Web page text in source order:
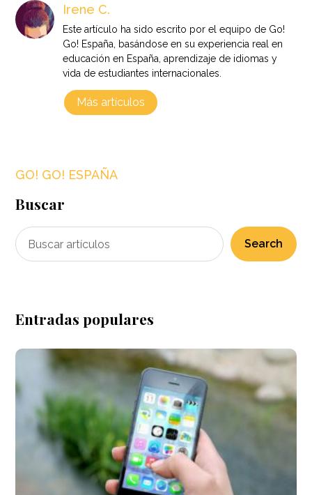
Irene C.
Este artículo ha sido escrito por el equipo de Go!
Go! España, basándose en su experiencia real en
educación en España, aprendizaje de idiomas y
vida de estudiantes internacionales.
Más artículos
GO! GO! ESPAÑA
Buscar
Search
Entradas populares